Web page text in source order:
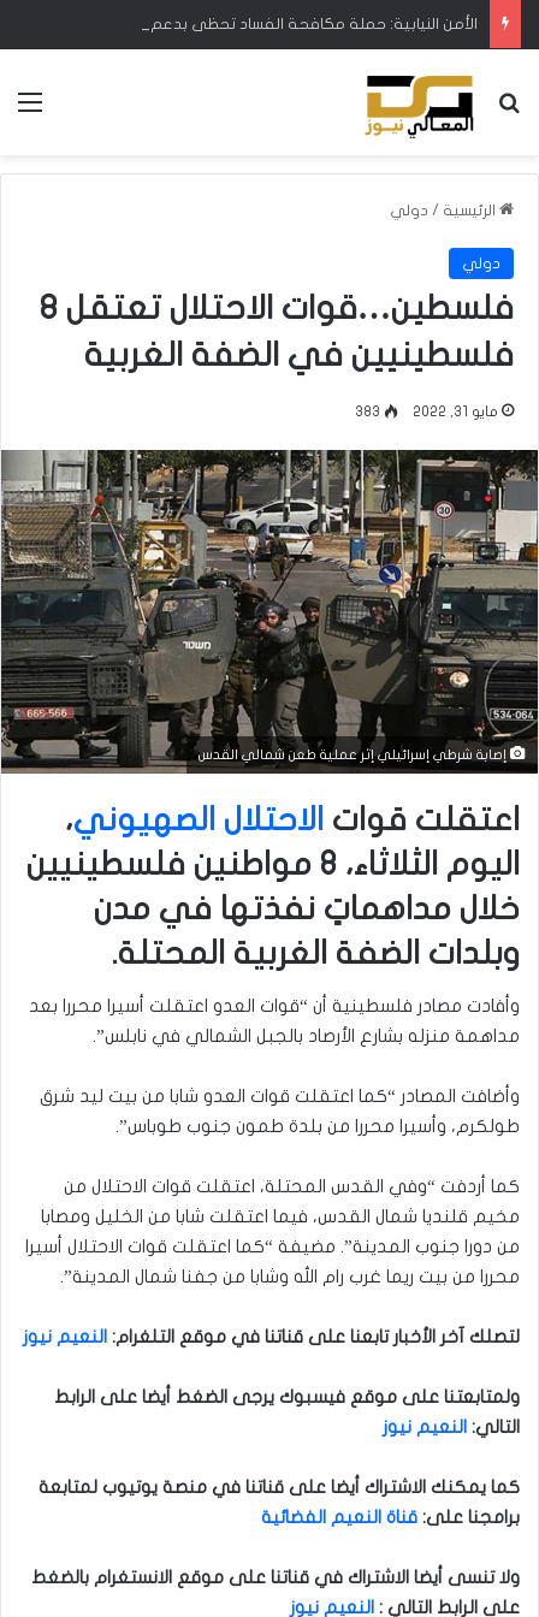
بحث عن
الرئيسية / دولي
دولي
فلسطين…قوات الاحتلال تعتقل 8
فلسطينيين في الضفة الغربية
مايو 31, 2022 383
إصابة شرطي إسرائيلي إثر عملية طعن شمالي القدس
اعتقلت قوات الاحتلال الصهيوني،
اليوم الثلاثاء، 8 مواطنين فلسطينيين
خلال مداهماتٍ نفذتها في مدن
وبلدات الضفة الغربية المحتلة.
وأفادت مصادر فلسطينية أن “قوات العدو اعتقلت أسيرا محررا بعد
مداهمة منزله بشارع الأرصاد بالجبل الشمالي في نابلس”.
وأضافت المصادر “كما اعتقلت قوات العدو شابا من بيت ليد شرق
طولكرم، وأسيرا محررا من بلدة طمون جنوب طوباس”.
كما أردفت “وفي القدس المحتلة، اعتقلت قوات الاحتلال من
مخيم قلنديا شمال القدس، فيما اعتقلت شابا من الخليل ومصابا
من دورا جنوب المدينة”. مضيفة “كما اعتقلت قوات الاحتلال أسيرا
محررا من بيت ريما غرب رام الله وشابا من جفنا شمال المدينة”.
لتصلك آخر الأخبار تابعنا على قناتنا في موقع التلغرام: النعيم نيوز
ولمتابعتنا على موقع فيسبوك يرجى الضغط أيضا على الرابط
التالي: النعيم نيوز
كما يمكنك الاشتراك أيضا على قناتنا في منصة يوتيوب لمتابعة
برامجنا على: قناة النعيم الفضائية
ولا تنسى أيضا الاشتراك في قناتنا على موقع الانستغرام بالضغط
على الرابط التالي : النعيم نيوز